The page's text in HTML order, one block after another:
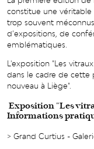
constitue une
trop souvent
d’expositions, de
emblématiques.
L'exposition "Les
dans le cadre de cette
nouveau à Liège".
Exposition "Les
Informations
> Grand Curtius -